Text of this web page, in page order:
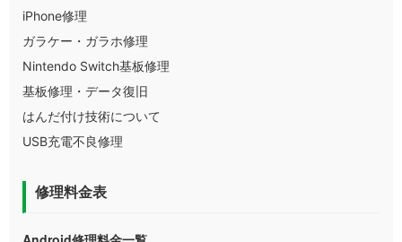
iPhone修理
ガラケー・ガラホ修理
Nintendo Switch基板修理
基板修理・データ復旧
はんだ付け技術について
USB充電不良修理
修理料金表